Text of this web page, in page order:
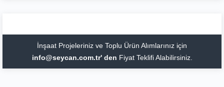
İnşaat Projeleriniz ve Toplu Ürün Alımlarınız için
info@seycan.com.tr' den Fiyat Teklifi Alabilirsiniz.